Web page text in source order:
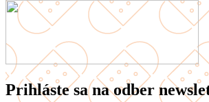
Prihláste sa na odber